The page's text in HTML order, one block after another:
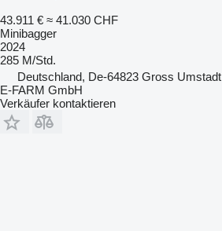
43.911 € ≈ 41.030 CHF
Minibagger
2024
285 M/Std.
Deutschland, De-64823 Gross Umstadt
E-FARM GmbH
Verkäufer kontaktieren